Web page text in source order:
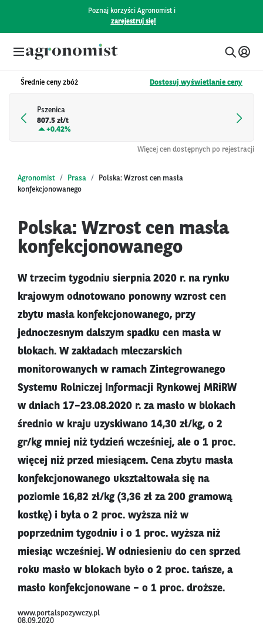
Poznaj korzyści Agronomist i
zarejestruj się!
Średnie ceny zbóż Dostosuj wyświetlanie ceny
Pszenica
807.5 zł/t
+0.42%
Więcej cen dostępnych po rejestracji
Agronomist Prasa
Polska: Wzrost cen masła
konfekcjonowanego
Polska: Wzrost cen masła
konfekcjonowanego
W trzecim tygodniu sierpnia 2020 r. na rynku
krajowym odnotowano ponowny wzrost cen
zbytu masła konfekcjonowanego, przy
jednoczesnym dalszym spadku cen masła w
blokach. W zakładach mleczarskich
monitorowanych w ramach Zintegrowanego
Systemu Rolniczej Informacji Rynkowej MRiRW
w dniach 17–23.08.2020 r. za masło w blokach
średnio w kraju uzyskiwano 14,30 zł/kg, o 2
gr/kg mniej niż tydzień wcześniej, ale o 1 proc.
więcej niż przed miesiącem. Cena zbytu masła
konfekcjonowanego ukształtowała się na
poziomie 16,82 zł/kg (3,36 zł za 200 gramową
kostkę) i była o 2 proc. wyższa niż w
poprzednim tygodniu i o 1 proc. wyższa niż
miesiąc wcześniej. W odniesieniu do cen sprzed
roku masło w blokach było o 2 proc. tańsze, a
masło konfekcjonowane – o 1 proc. droższe.
www.portalspozywczy.pl
08.09.2020